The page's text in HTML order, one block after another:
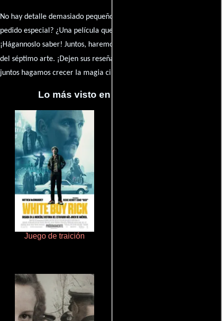
No hay detalle demasiado pequeño ni opinión insignificante. ¿Algún
pedido especial? ¿Una película que sueñas con ver reseñada?
¡Hágannoslo saber! Juntos, haremos de esta comunidad el epicentro
del séptimo arte. ¡Dejen sus reseña en la
juntos hagamos crecer la magia cinematográfica!
Lo más visto en Cineyseries.net
Juego de traición